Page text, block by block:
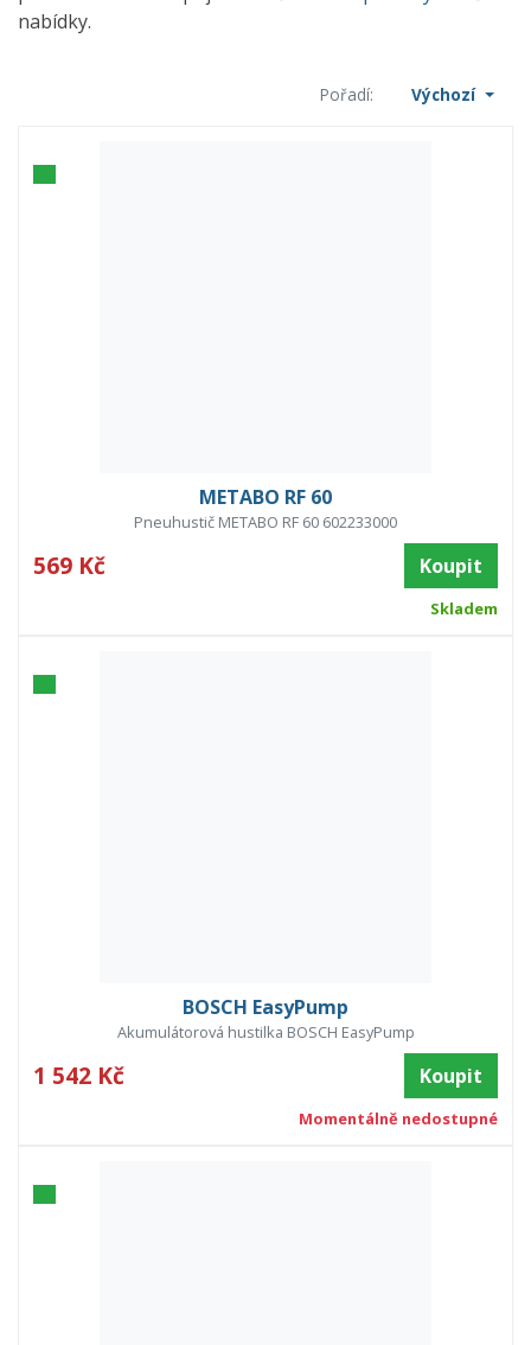
nabídky.
Pořadí: Výchozí
METABO RF 60
Pneuhustič METABO RF 60 602233000
569 Kč Koupit
Skladem
BOSCH EasyPump
Akumulátorová hustilka BOSCH EasyPump
1 542 Kč Koupit
Momentálně nedostupné